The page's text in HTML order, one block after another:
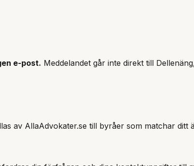
e-post. Meddelandet går inte direkt till
av AllaAdvokater.se till byråer som matchar